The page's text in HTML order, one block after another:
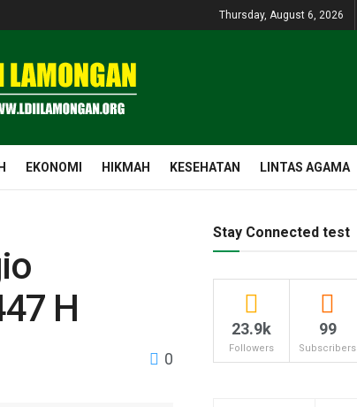
Thursday, August 6, 2026
EKONOMI HIKMAH KESEHATAN LINTAS AGAMA
H
0
Stay Connected test
23.9k
Followers
99
Subscribers